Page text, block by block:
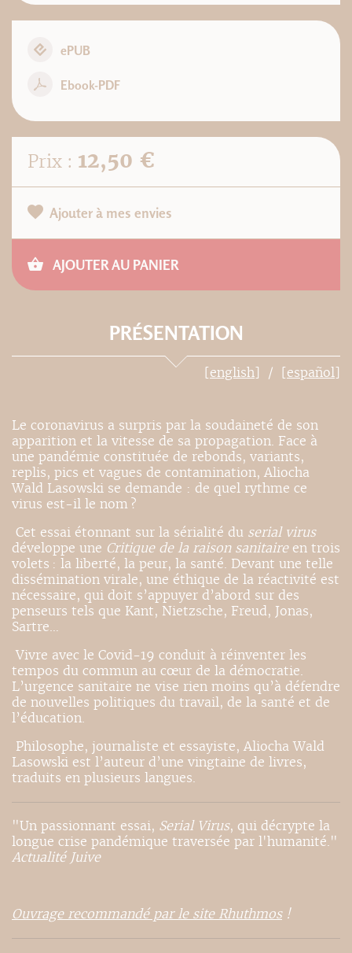
ePUB
Ebook-PDF
Prix : 12,50 €
Ajouter à mes envies
AJOUTER AU PANIER
PRÉSENTATION
[english] [español]
Le coronavirus a surpris par la soudaineté de son
apparition et la vitesse de sa propagation. Face à
une pandémie constituée de rebonds, variants,
replis, pics et vagues de contamination, Aliocha
Wald Lasowski se demande : de quel rythme ce
virus est-il le nom ?
Cet essai étonnant sur la sérialité du serial virus
développe une Critique de la raison sanitaireen trois
volets : la liberté, la peur, la santé. Devant une telle
dissémination virale, une éthique de la réactivité est
nécessaire, qui doit s’appuyer d’abord sur des
penseurs tels que Kant, Nietzsche, Freud, Jonas,
Sartre…
Vivre avec le Covid-19 conduit à réinventer les
tempos du commun au cœur de la démocratie.
L’urgence sanitaire ne vise rien moins qu’à défendre
de nouvelles politiques du travail, de la santé et de
l’éducation.
Philosophe, journaliste et essayiste, Aliocha Wald
Lasowski est l’auteur d’une vingtaine de livres,
traduits en plusieurs langues.
"Un passionnant essai, Serial Virus, qui décrypte la
longue crise pandémique traversée par l'humanité."
Actualité Juive
Ouvrage recommandé par le site Rhuthmos!